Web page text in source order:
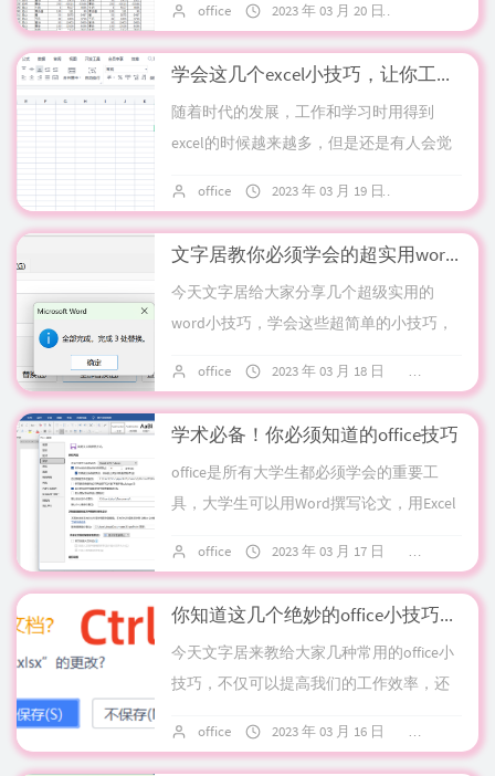
习一下吧。1、冻结窗格相信大家一定...
office 2023 年 03 月 20 日
学会这几个excel小技巧，让你工作效率瞬间翻倍
随着时代的发展，工作和学习时用得到
excel的时候越来越多，但是还是有人会觉
nonono，是你没有掌握这几个小技巧...
office 2023 年 03 月 19 日
文字居教你必须学会的超实用word小技巧
今天文字居给大家分享几个超级实用的
word小技巧，学会这些超简单的小技巧，
操作一下，很快就可以记住！1.输入当前日
期和...
office 2023 年 03 月 18 日
学术必备！你必须知道的office技巧
office是所有大学生都必须学会的重要工
具，大学生可以用Word撰写论文，用Excel
Office技巧，可以有效提...
office 2023 年 03 月 17 日
你知道这几个绝妙的office小技巧吗？
今天文字居来教给大家几种常用的office小
技巧，不仅可以提高我们的工作效率，还
文字居一起来看看吧！1、快速关闭Exc...
office 2023 年 03 月 16 日